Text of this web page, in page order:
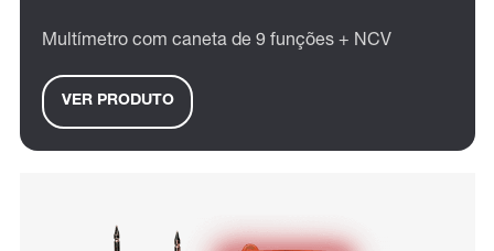
Multímetro com caneta de 9 funções + NCV
VER PRODUTO